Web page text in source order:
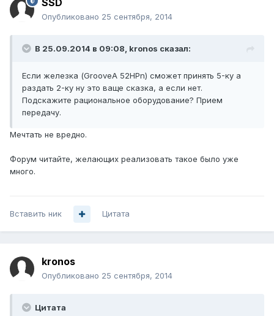
SSD
Опубликовано 25 сентября, 2014
В 25.09.2014 в 09:08, kronos сказал:
Если железка (GrooveA 52HPn) сможет принять 5-ку а
раздать 2-ку ну это ваще сказка, а если нет.
Подскажите рациональное оборудование? Прием
передачу.
Мечтать не вредно.
Форум читайте, желающих реализовать такое было уже
много.
Вставить ник Цитата
kronos
Опубликовано 25 сентября, 2014
Цитата